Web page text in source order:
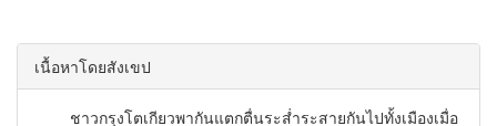
เนื้อหาโดยสังเขป
ชาวกรุงโตเกียวพากันแตกตื่นระส่ำระสายกันไปทั้งเมืองเมื่อ